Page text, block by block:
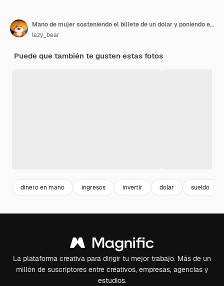
Mano de mujer sosteniendo el billete de un dólar y poniendo en frasco de vidrio con ahorro de inscripción Ahorro de dinero y concepto de presupuesto para el hogar
lazy_bear
Puede que también te gusten estas fotos
dinero en mano ingresos invertir dolar sueldo
La plataforma creativa para dirigir tu mejor trabajo. Más de un
millón de suscriptores entre creativos, empresas, agencias y
estudios.